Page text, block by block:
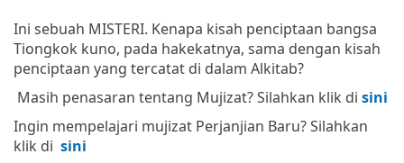
Ini sebuah MISTERI. Kenapa kisah penciptaan bangsa
Tiongkok kuno, pada hakekatnya, sama dengan kisah
penciptaan yang tercatat di dalam Alkitab?
Masih penasaran tentang Mujizat? Silahkan klik di sini
Ingin mempelajari mujizat Perjanjian Baru? Silahkan
klik di sini